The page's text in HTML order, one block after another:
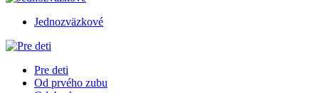
Jednozväzkové
Pre deti
Od prvého zubu